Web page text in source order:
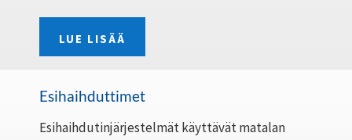
LUE LISÄÄ
Esihaihduttimet
Esihaihdutinjärjestelmät käyttävät matalan